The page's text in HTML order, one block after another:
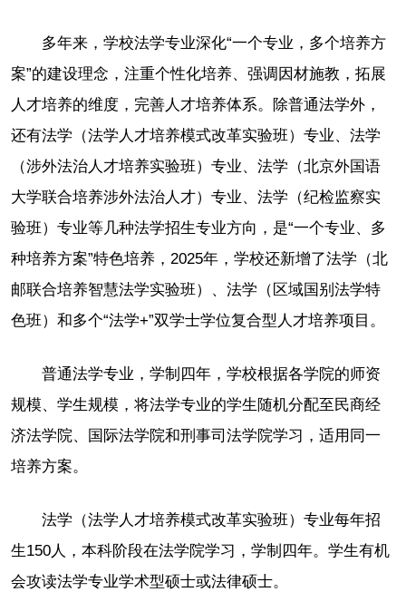
多年来，学校法学专业深化“一个专业，多个培养方
案”的建设理念，注重个性化培养、强调因材施教，拓展
人才培养的维度，完善人才培养体系。除普通法学外，
还有法学（法学人才培养模式改革实验班）专业、法学
（涉外法治人才培养实验班）专业、法学（北京外国语
大学联合培养涉外法治人才）专业、法学（纪检监察实
验班）专业等几种法学招生专业方向，是“一个专业、多
种培养方案”特色培养，2025年，学校还新增了法学（北
邮联合培养智慧法学实验班）、法学（区域国别法学特
色班）和多个“法学+”双学士学位复合型人才培养项目。
普通法学专业，学制四年，学校根据各学院的师资
规模、学生规模，将法学专业的学生随机分配至民商经
济法学院、国际法学院和刑事司法学院学习，适用同一
培养方案。
法学（法学人才培养模式改革实验班）专业每年招
生150人，本科阶段在法学院学习，学制四年。学生有机
会攻读法学专业学术型硕士或法律硕士。